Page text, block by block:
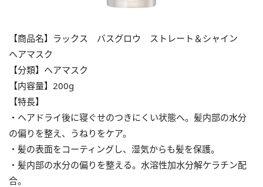
【商品名】ラックス バスグロウ ストレート＆シャイン
ヘアマスク
【分類】ヘアマスク
【内容量】200g
【特長】
・ヘアドライ後に寝ぐせのつきにくい状態へ。髪内部の水分
の偏りを整え、うねりをケア。
・髪の表面をコーティングし、湿気からも髪を保護。
・髪内部の水分の偏りを整える。水溶性加水分解ケラチン配
合。